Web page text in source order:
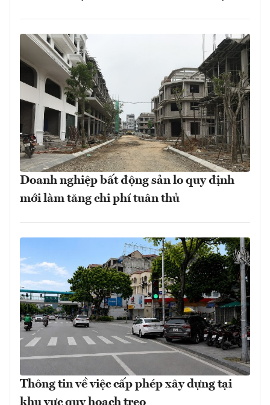
Doanh nghiệp bất động sản lo quy định
mới làm tăng chi phí tuân thủ
Thông tin về việc cấp phép xây dựng tại